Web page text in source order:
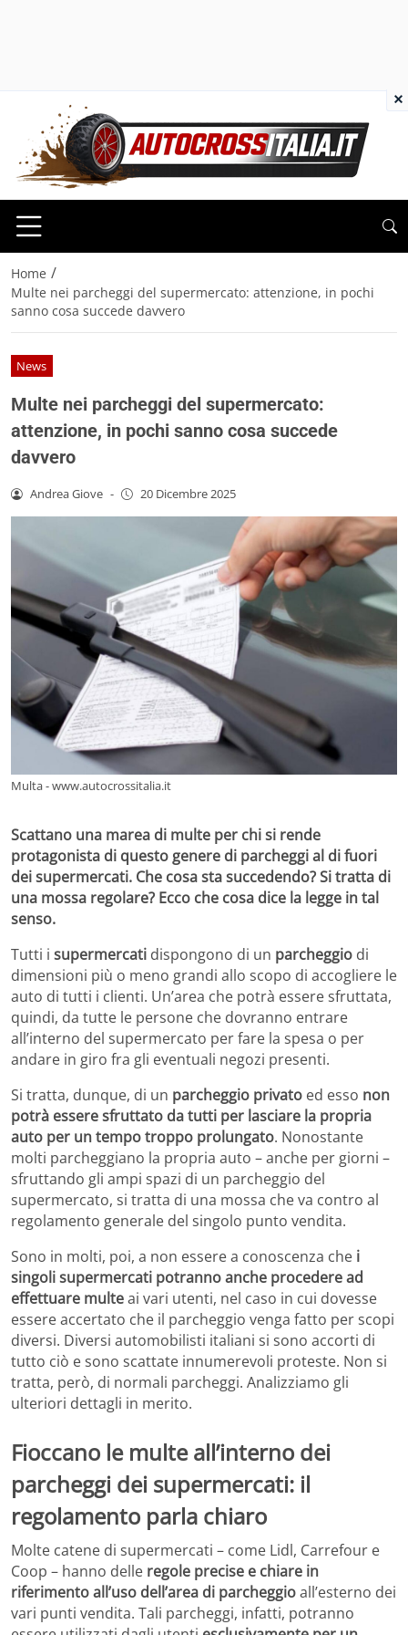
Home /
Multe nei parcheggi del supermercato: attenzione, in pochi
sanno cosa succede davvero
News
Multe nei parcheggi del supermercato:
attenzione, in pochi sanno cosa succede
davvero
Andrea Giove - 20 Dicembre 2025
Multa - www.autocrossitalia.it
Scattano una marea di multe per chi si rende
protagonista di questo genere di parcheggi al di fuori
dei supermercati. Che cosa sta succedendo? Si tratta di
una mossa regolare? Ecco che cosa dice la legge in tal
senso.
Tutti i supermercati dispongono di un parcheggio di
dimensioni più o meno grandi allo scopo di accogliere le
auto di tutti i clienti. Un’area che potrà essere sfruttata,
quindi, da tutte le persone che dovranno entrare
all’interno del supermercato per fare la spesa o per
andare in giro fra gli eventuali negozi presenti.
Si tratta, dunque, di un parcheggio privato ed esso non
potrà essere sfruttato da tutti per lasciare la propria
auto per un tempo troppo prolungato. Nonostante
molti parcheggiano la propria auto – anche per giorni –
sfruttando gli ampi spazi di un parcheggio del
supermercato, si tratta di una mossa che va contro al
regolamento generale del singolo punto vendita.
Sono in molti, poi, a non essere a conoscenza che i
singoli supermercati potranno anche procedere ad
effettuare multeai vari utenti, nel caso in cui dovesse
essere accertato che il parcheggio venga fatto per scopi
diversi. Diversi automobilisti italiani si sono accorti di
tutto ciò e sono scattate innumerevoli proteste. Non si
tratta, però, di normali parcheggi. Analizziamo gli
ulteriori dettagli in merito.
Fioccano le multe all’interno dei
parcheggi dei supermercati: il
regolamento parla chiaro
Molte catene di supermercati – come Lidl, Carrefour e
Coop – hanno delle regole precise e chiare in
riferimento all’uso dell’area di parcheggioall’esterno dei
vari punti vendita. Tali parcheggi, infatti, potranno
×